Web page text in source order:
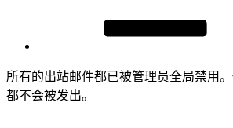
所有的出站邮件都已被管理员全局禁用
都不会被发出。